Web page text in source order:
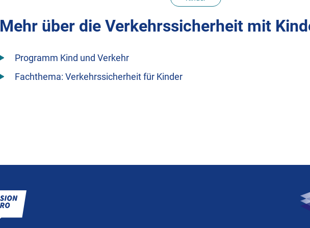
Mehr über die Verkehrssicherheit mit
Programm Kind und Verkehr
Fachthema: Verkehrssicherheit für Kinder